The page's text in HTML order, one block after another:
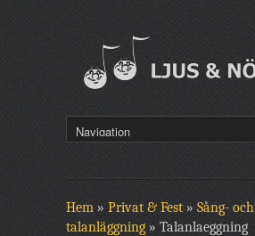
Hem » Privat & Fest » Sång- och
talanläggning » Talanlaeggning